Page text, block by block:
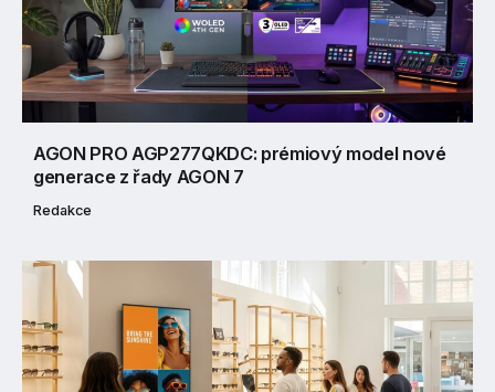
AGON PRO AGP277QKDC: prémiový model nové
generace z řady AGON 7
Redakce